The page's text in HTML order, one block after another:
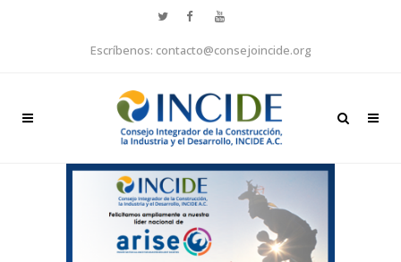
Escríbenos: contacto@consejoincide.org